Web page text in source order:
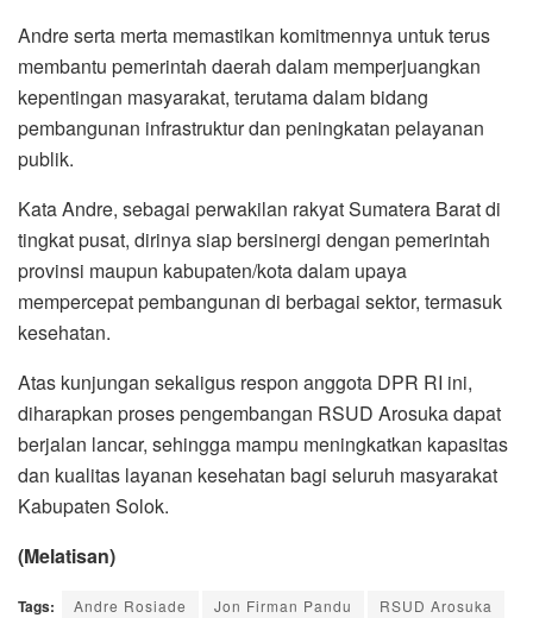
Andre serta merta memastikan komitmennya untuk terus
membantu pemerintah daerah dalam memperjuangkan
kepentingan masyarakat, terutama dalam bidang
pembangunan infrastruktur dan peningkatan pelayanan
publik.
Kata Andre, sebagai perwakilan rakyat Sumatera Barat di
tingkat pusat, dirinya siap bersinergi dengan pemerintah
provinsi maupun kabupaten/kota dalam upaya
mempercepat pembangunan di berbagai sektor, termasuk
kesehatan.
Atas kunjungan sekaligus respon anggota DPR RI ini,
diharapkan proses pengembangan RSUD Arosuka dapat
berjalan lancar, sehingga mampu meningkatkan kapasitas
dan kualitas layanan kesehatan bagi seluruh masyarakat
Kabupaten Solok.
(Melatisan)
Tags: Andre Rosiade Jon Firman Pandu RSUD Arosuka